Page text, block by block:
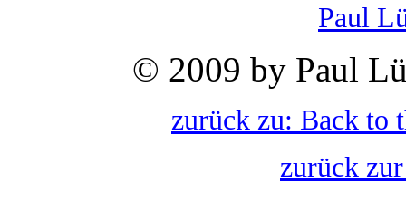
Paul
© 2009 by Paul
zurück zu: Back to
zurück